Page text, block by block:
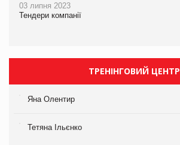
03 липня 2023
Тендери компанії
ТРЕНІНГОВИЙ ЦЕНТР
Яна Олентир
Тетяна Ільєнко